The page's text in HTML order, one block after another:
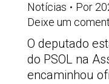
Notícias
Por
Deixe um
O deputado
do PSOL na
encaminhou